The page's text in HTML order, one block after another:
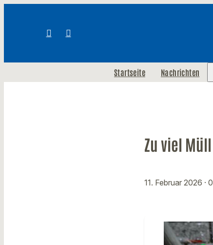
Startseite Nachrichten
Zu viel
11. Februar 2026 ·